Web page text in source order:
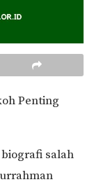
Penting
salah